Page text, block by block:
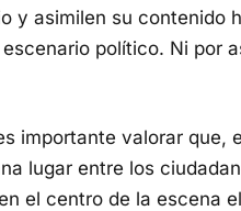
y asimilen su contenido
político. Ni por
importante valorar que,
lugar entre los
el centro de la escena